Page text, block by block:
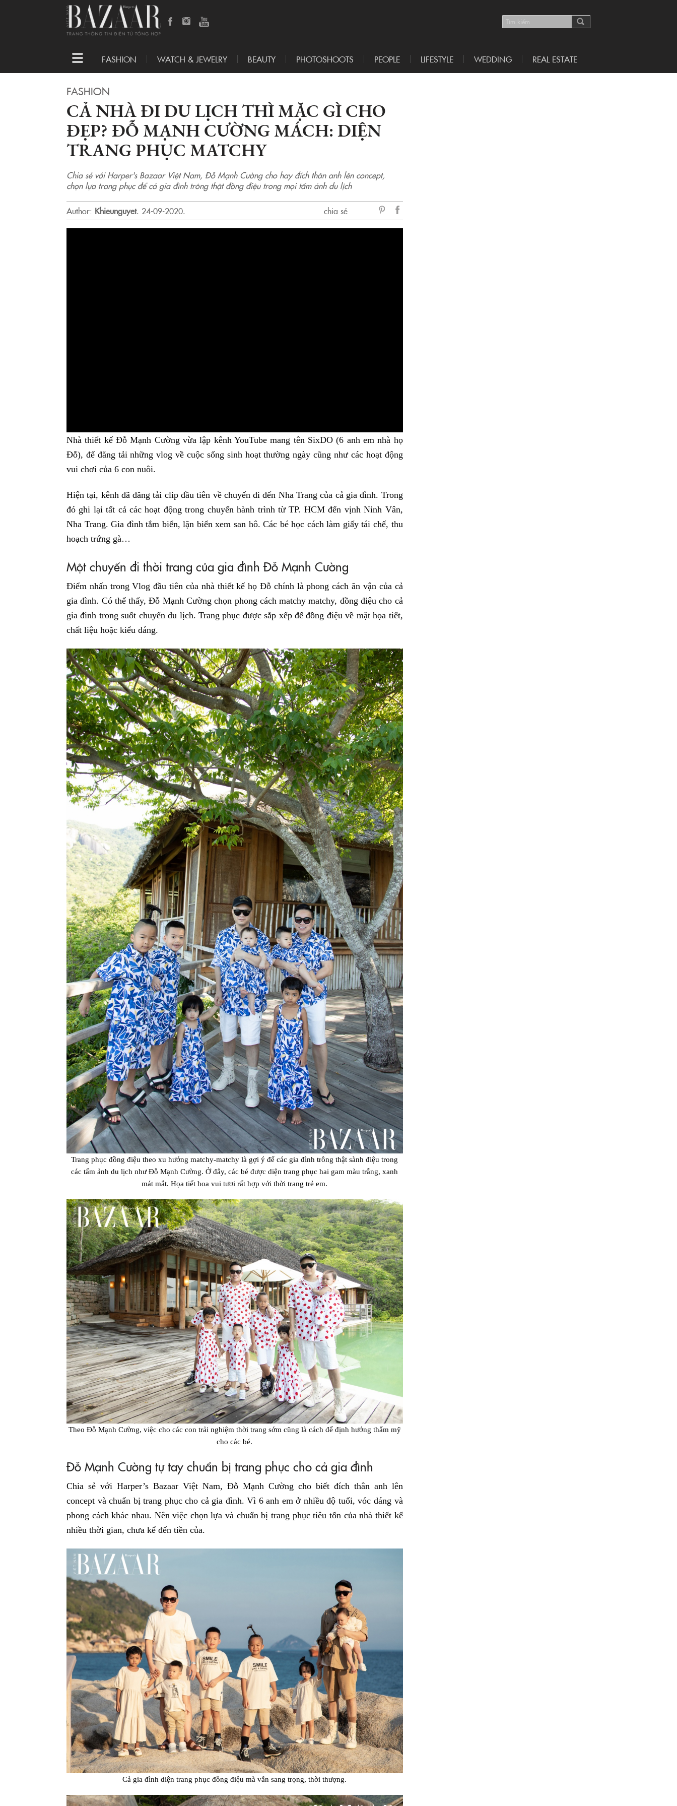
Toggle
navigation
FASHION WATCH & JEWELRY BEAUTY PHOTOSHOOTS PEOPLE LIFESTYLE WEDDING REAL ESTATE
FASHION
CẢ NHÀ ĐI DU LỊCH THÌ MẶC GÌ CHO
ĐẸP? ĐỖ MẠNH CƯỜNG MÁCH: DIỆN
TRANG PHỤC MATCHY
Chia sẻ với Harper's Bazaar Việt Nam, Đỗ Mạnh Cường cho hay đích thân anh lên concept,
chọn lựa trang phục để cả gia đình trông thật đồng điệu trong mọi tấm ảnh du lịch
Author: Khieunguyet. 24-09-2020.
chia sẻ
Nhà thiết kế Đỗ Mạnh Cường vừa lập kênh YouTube mang tên SixDO (6 anh em nhà họ
Đỗ), để đăng tải những vlog về cuộc sống sinh hoạt thường ngày cũng như các hoạt động
vui chơi của 6 con nuôi.
Hiện tại, kênh đã đăng tải clip đầu tiên về chuyến đi đến Nha Trang của cả gia đình. Trong
đó ghi lại tất cả các hoạt động trong chuyến hành trình từ TP. HCM đến vịnh Ninh Vân,
Nha Trang. Gia đình tắm biển, lặn biển xem san hô. Các bé học cách làm giấy tái chế, thu
hoạch trứng gà…
Một chuyến đi thời trang của gia đình Đỗ Mạnh Cường
Điểm nhấn trong Vlog đầu tiên của nhà thiết kế họ Đỗ chính là phong cách ăn vận của cả
gia đình. Có thể thấy, Đỗ Mạnh Cường chọn phong cách matchy matchy, đồng điệu cho cả
gia đình trong suốt chuyến du lịch. Trang phục được sắp xếp để đồng điệu về mặt họa tiết,
chất liệu hoặc kiểu dáng.
Trang phục đồng điệu theo xu hướng matchy-matchy là gợi ý để các gia đình trông thật sành điệu trong
các tấm ảnh du lịch như Đỗ Mạnh Cường. Ở đây, các bé được diện trang phục hai gam màu trắng, xanh
mát mắt. Họa tiết hoa vui tươi rất hợp với thời trang trẻ em.
Theo Đỗ Mạnh Cường, việc cho các con trải nghiệm thời trang sớm cũng là cách để định hướng thẩm mỹ
cho các bé.
Đỗ Mạnh Cường tự tay chuẩn bị trang phục cho cả gia đình
Chia sẻ với Harper’s Bazaar Việt Nam, Đỗ Mạnh Cường cho biết đích thân anh lên
concept và chuẩn bị trang phục cho cả gia đình. Vì 6 anh em ở nhiều độ tuổi, vóc dáng và
phong cách khác nhau. Nên việc chọn lựa và chuẩn bị trang phục tiêu tốn của nhà thiết kế
nhiều thời gian, chưa kể đến tiền của.
Cả gia đình diện trang phục đồng điệu mà vẫn sang trọng, thời thượng.